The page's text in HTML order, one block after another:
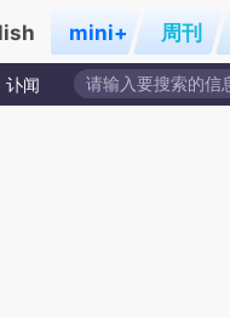
mini+ 周刊
讣闻